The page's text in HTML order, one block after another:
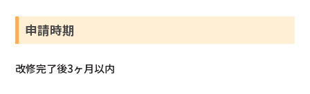
申請時期
改修完了後3ヶ月以内